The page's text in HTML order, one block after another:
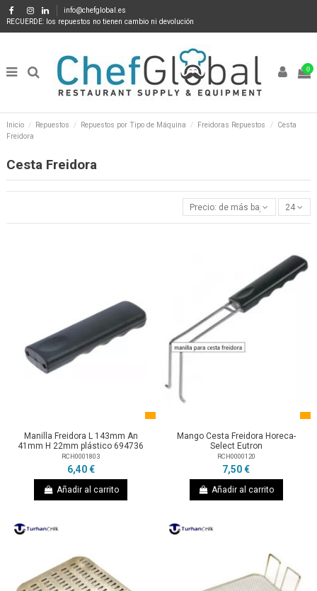
info@chefglobal.es
RECUERDE: los repuestos no tienen cambio ni devolución
0
Inicio Repuestos Repuestos por Tipo de Máquina Freidoras Repuestos
Cesta
Freidora
Cesta Freidora
Precio: de más bajo a más alto
24
Manilla Freidora L 143mm An
41mm H 22mm plástico 694736
RCH0001803
6,40 €
Añadir al carrito
Mango Cesta Freidora Horeca-
Select Eutron
RCH0000120
7,50 €
Añadir al carrito